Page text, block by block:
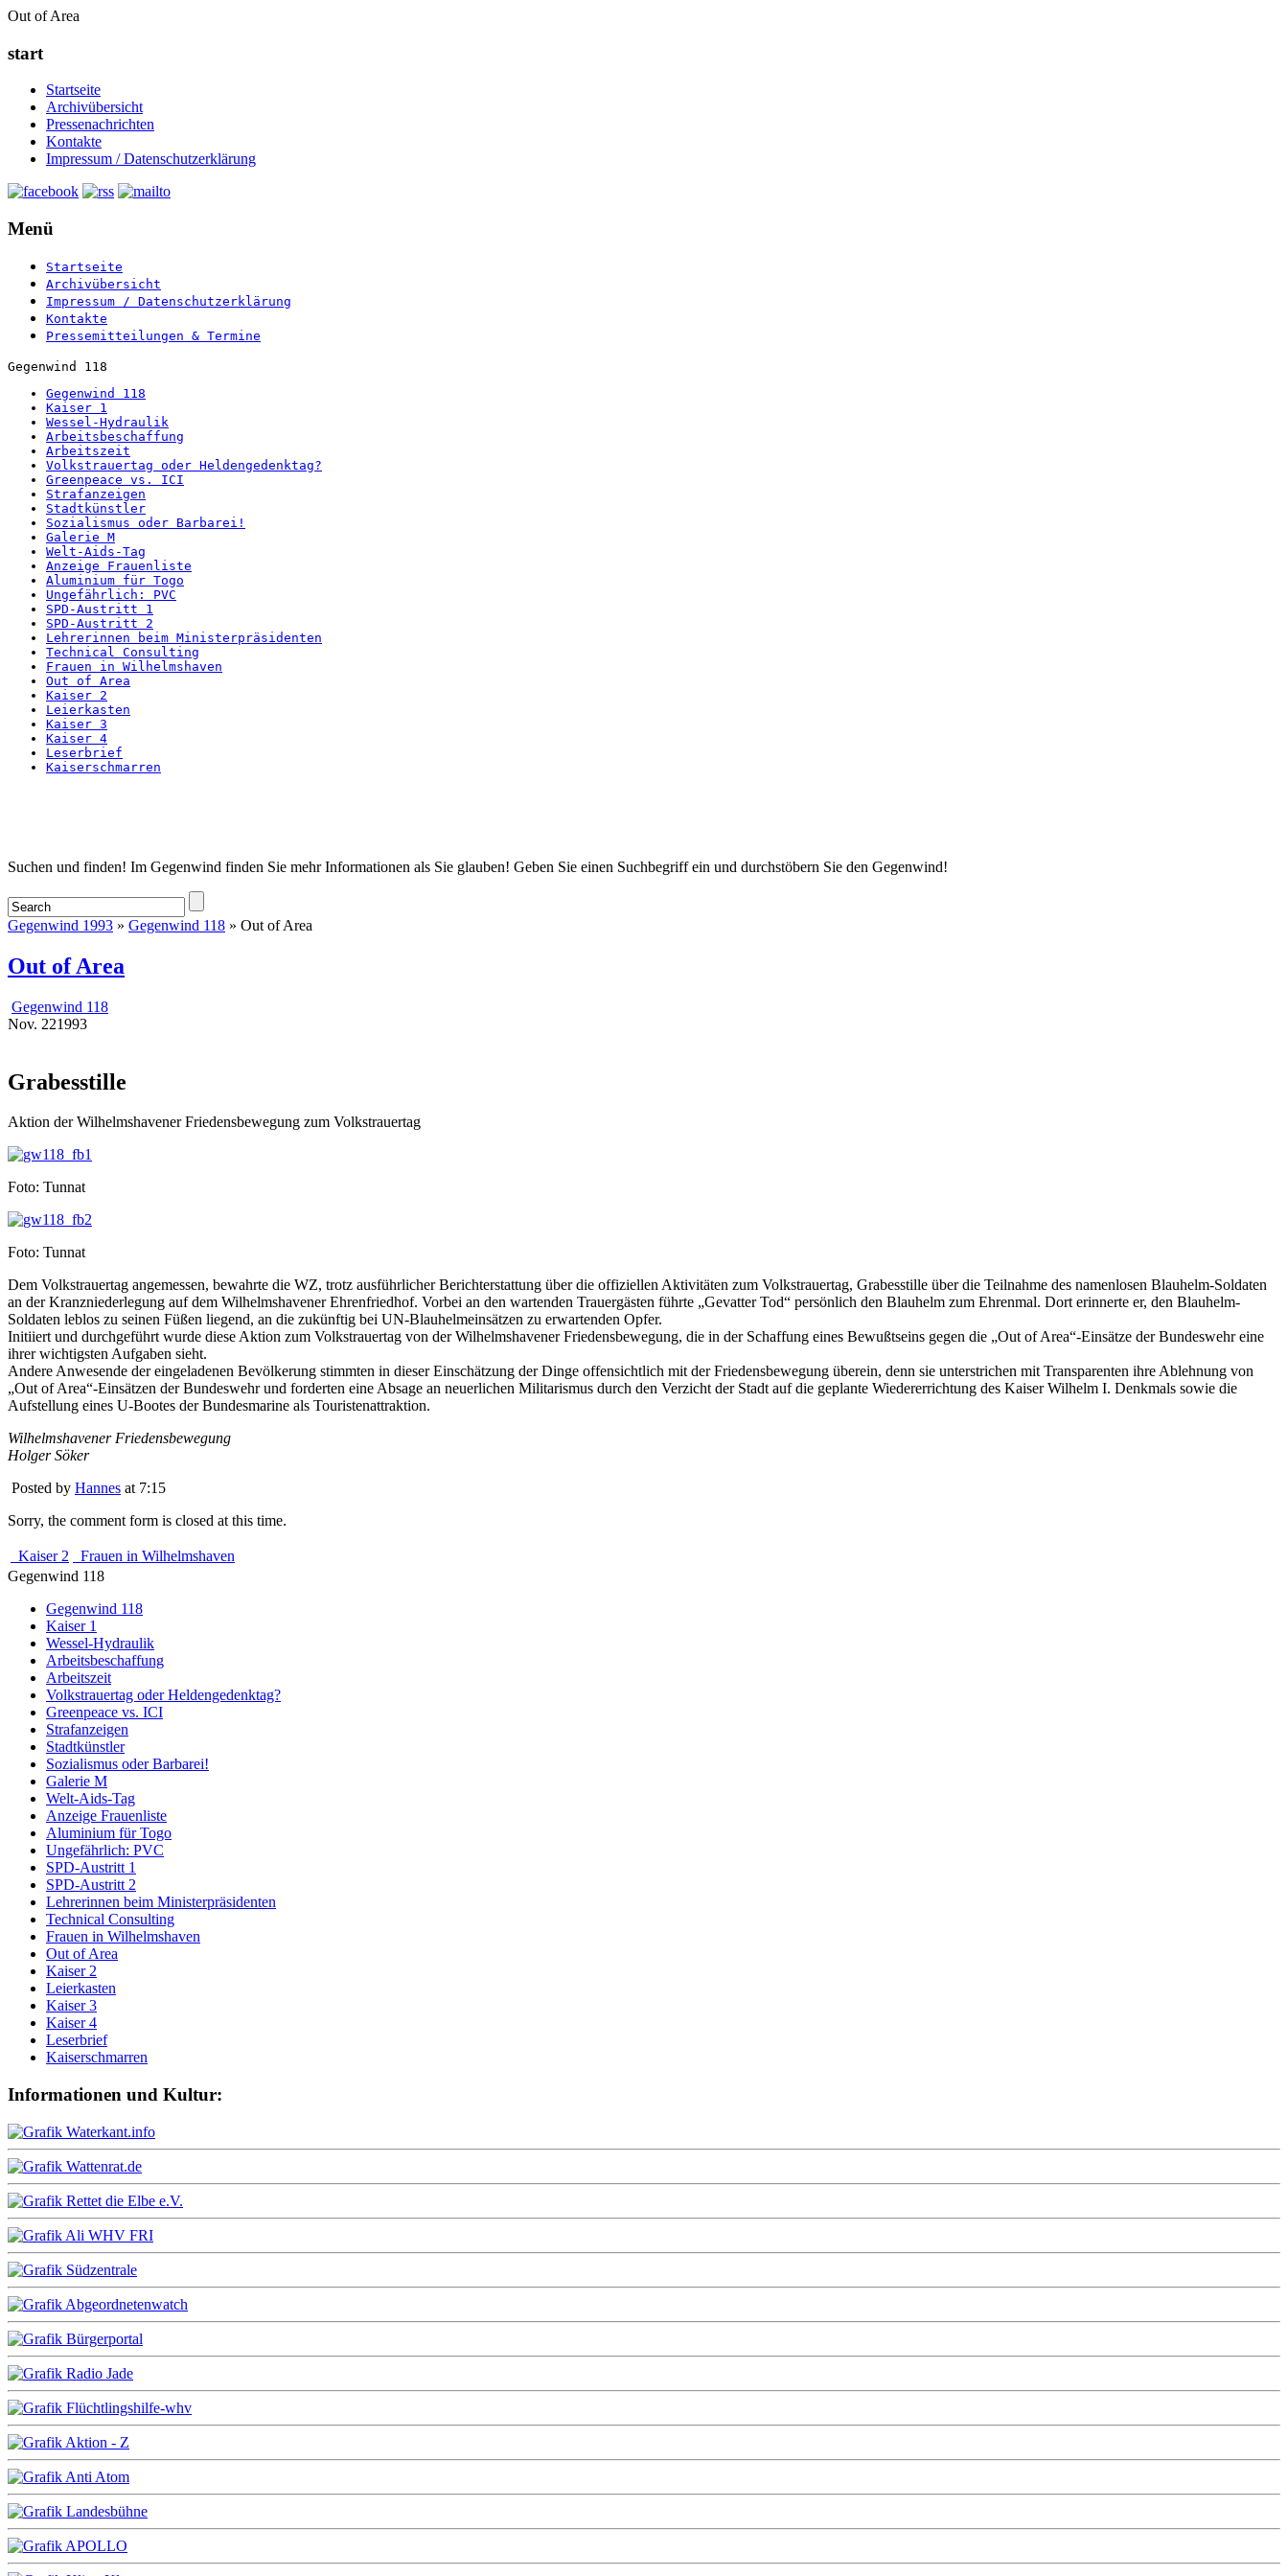
Out of Area
start
Startseite
Archivübersicht
Pressenachrichten
Kontakte
Impressum / Datenschutzerklärung
Menü
Startseite
Archivübersicht
Impressum / Datenschutzerklärung
Kontakte
Pressemitteilungen & Termine
Gegenwind 118
Gegenwind 118
Kaiser 1
Wessel-Hydraulik
Arbeitsbeschaffung
Arbeitszeit
Volkstrauertag oder Heldengedenktag?
Greenpeace vs. ICI
Strafanzeigen
Stadtkünstler
Sozialismus oder Barbarei!
Galerie M
Welt-Aids-Tag
Anzeige Frauenliste
Aluminium für Togo
Ungefährlich: PVC
SPD-Austritt 1
SPD-Austritt 2
Lehrerinnen beim Ministerpräsidenten
Technical Consulting
Frauen in Wilhelmshaven
Out of Area
Kaiser 2
Leierkasten
Kaiser 3
Kaiser 4
Leserbrief
Kaiserschmarren
Startseite
Suchen und finden! Im Gegenwind finden Sie mehr Informationen als Sie glauben! Geben Sie einen Suchbegriff ein und durchstöbern Sie den Gegenwind!
Gegenwind 1993 » Gegenwind 118 » Out of Area
Out of Area
Gegenwind 118
Nov. 221993
Grabesstille
Aktion der Wilhelmshavener Friedensbewegung zum Volkstrauertag
Foto: Tunnat
Foto: Tunnat
Dem Volkstrauertag angemessen, bewahrte die WZ, trotz ausführlicher Berichterstattung über die offiziellen Aktivitäten zum Volkstrauertag, Grabesstille über die Teilnahme des namenlosen Blauhelm-Soldaten
an der Kranzniederlegung auf dem Wilhelmshavener Ehrenfriedhof. Vorbei an den wartenden Trauergästen führte „Gevatter Tod“ persönlich den Blauhelm zum Ehrenmal. Dort erinnerte er, den Blauhelm-
Soldaten leblos zu seinen Füßen liegend, an die zukünftig bei UN-Blauhelmeinsätzen zu erwartenden Opfer.
Initiiert und durchgeführt wurde diese Aktion zum Volkstrauertag von der Wilhelmshavener Friedensbewegung, die in der Schaffung eines Bewußtseins gegen die „Out of Area“-Einsätze der Bundeswehr eine
ihrer wichtigsten Aufgaben sieht.
Andere Anwesende der eingeladenen Bevölkerung stimmten in dieser Einschätzung der Dinge offensichtlich mit der Friedensbewegung überein, denn sie unterstrichen mit Transparenten ihre Ablehnung von
„Out of Area“-Einsätzen der Bundeswehr und forderten eine Absage an neuerlichen Militarismus durch den Verzicht der Stadt auf die geplante Wiedererrichtung des Kaiser Wilhelm I. Denkmals sowie die
Aufstellung eines U-Bootes der Bundesmarine als Touristenattraktion.
Wilhelmshavener Friedensbewegung
Holger Söker
Posted by Hannes at 7:15
Sorry, the comment form is closed at this time.
Kaiser 2
Frauen in Wilhelmshaven
Gegenwind 118
Gegenwind 118
Kaiser 1
Wessel-Hydraulik
Arbeitsbeschaffung
Arbeitszeit
Volkstrauertag oder Heldengedenktag?
Greenpeace vs. ICI
Strafanzeigen
Stadtkünstler
Sozialismus oder Barbarei!
Galerie M
Welt-Aids-Tag
Anzeige Frauenliste
Aluminium für Togo
Ungefährlich: PVC
SPD-Austritt 1
SPD-Austritt 2
Lehrerinnen beim Ministerpräsidenten
Technical Consulting
Frauen in Wilhelmshaven
Out of Area
Kaiser 2
Leierkasten
Kaiser 3
Kaiser 4
Leserbrief
Kaiserschmarren
Informationen und Kultur: